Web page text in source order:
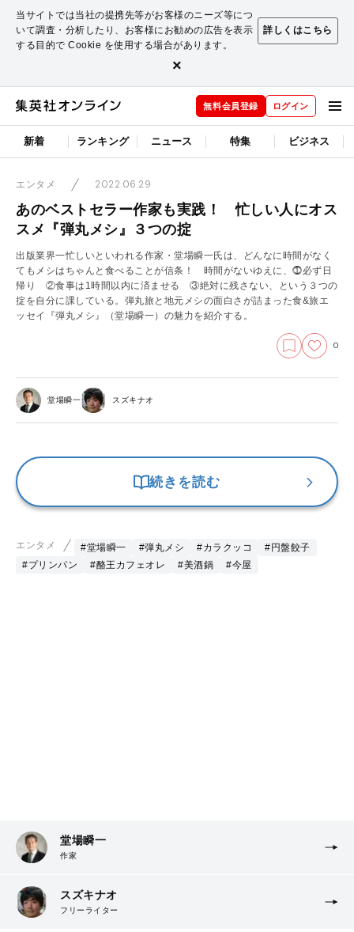
当サイトでは当社の提携先等がお客様のニーズ等につ
いて調査・分析したり、お客様にお勧めの広告を表示
する目的で Cookie を使用する場合があります。
詳しくはこちら
×
無料会員登録 ログイン
新着 ランキング ニュース 特集 ビジネス
エンタメ 2022.06.29
あのベストセラー作家も実践！ 忙しい人にオス
スメ『弾丸メシ』３つの掟
出版業界一忙しいといわれる作家・堂場瞬一氏は、どんなに時間がなく
てもメシはちゃんと食べることが信条！ 時間がないゆえに、⓵必ず日
帰り ②食事は1時間以内に済ませる ③絶対に残さない、という３つの
掟を自分に課している。弾丸旅と地元メシの面白さが詰まった食&旅エ
ッセイ『弾丸メシ』（堂場瞬一）の魅力を紹介する。
0
堂場瞬一 スズキナオ
続きを読む
エンタメ #堂場瞬一 #弾丸メシ #カラクッコ
#円盤餃子
#プリンパン
#酪王カフェオレ #美酒鍋 #今屋
堂場瞬一
作家
スズキナオ
フリーライター